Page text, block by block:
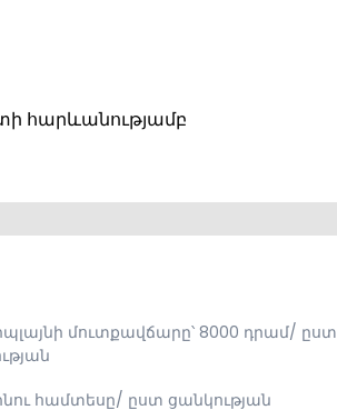
հարևանությամբ
մուտքավճարը՝ 8000 դրամ/ ըստ
համտեսը/ ըստ ցանկության